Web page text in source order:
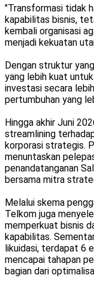
"Transformasi tidak
kapabilitas bisnis,
kembali organisasi
menjadi kekuatan
Dengan struktur
yang lebih kuat
investasi secara
pertumbuhan yang
Hingga akhir Juni
streamlining
korporasi strategis.
menuntaskan
penandatanganan
bersama mitra
Melalui skema
Telkom juga
memperkuat bisnis
kapabilitas.
likuidasi, terdapat 6
mencapai tahapan
bagian dari